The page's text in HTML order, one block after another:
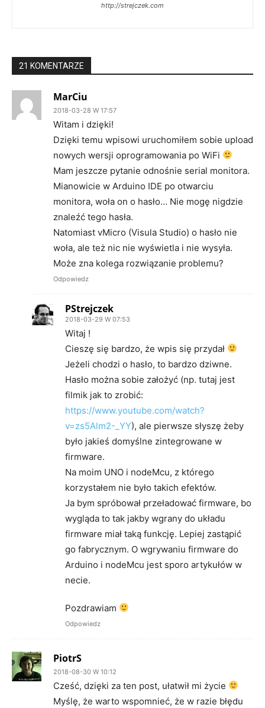
http://strejczek.com
21 KOMENTARZE
MarCiu
2018-03-28 W 17:57
Witam i dzięki!
Dzięki temu wpisowi uruchomiłem sobie upload
nowych wersji oprogramowania po WiFi
Mam jeszcze pytanie odnośnie serial monitora.
Mianowicie w Arduino IDE po otwarciu
monitora, woła on o hasło… Nie mogę nigdzie
znaleźć tego hasła.
Natomiast vMicro (Visula Studio) o hasło nie
woła, ale też nic nie wyświetla i nie wysyła.
Może zna kolega rozwiązanie problemu?
Odpowiedz
PStrejczek
2018-03-29 W 07:53
Witaj !
Cieszę się bardzo, że wpis się przydał
Jeżeli chodzi o hasło, to bardzo dziwne.
Hasło można sobie założyć (np. tutaj jest
filmik jak to zrobić:
https://www.youtube.com/watch?
v=zs5Alm2-_YY), ale pierwsze słyszę żeby
było jakieś domyślne zintegrowane w
firmware.
Na moim UNO i nodeMcu, z którego
korzystałem nie było takich efektów.
Ja bym spróbował przeładować firmware, bo
wygląda to tak jakby wgrany do układu
firmware miał taką funkcję. Lepiej zastąpić
go fabrycznym. O wgrywaniu firmware do
Arduino i nodeMcu jest sporo artykułów w
necie.
Pozdrawiam
Odpowiedz
PiotrS
2018-08-30 W 10:12
Cześć, dzięki za ten post, ułatwił mi życie
Myślę, że warto wspomnieć, że w razie błędu